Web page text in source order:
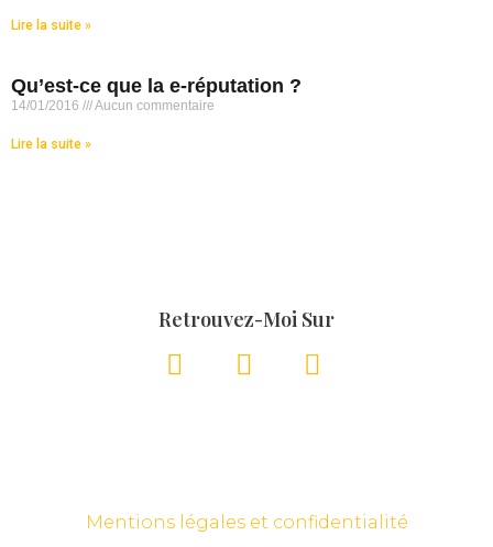
Lire la suite »
Qu’est-ce que la e-réputation ?
14/01/2016 Aucun commentaire
Lire la suite »
Retrouvez-Moi Sur
Mentions légales et confidentialité